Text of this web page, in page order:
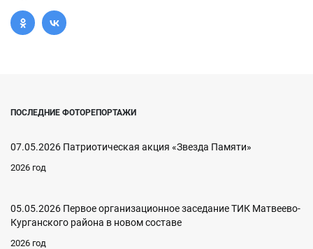
ПОСЛЕДНИЕ ФОТОРЕПОРТАЖИ
07.05.2026 Патриотическая акция «Звезда Памяти»
2026 год
05.05.2026 Первое организационное заседание ТИК Матвеево-
Курганского района в новом составе
2026 год